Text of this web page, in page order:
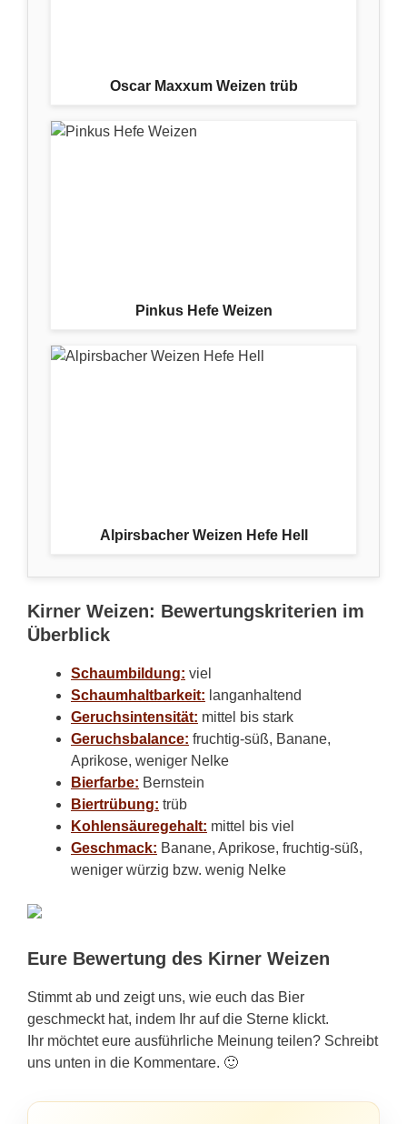
Oscar Maxxum Weizen trüb
Pinkus Hefe Weizen
Alpirsbacher Weizen Hefe Hell
Kirner Weizen: Bewertungskriterien im
Überblick
Schaumbildung: viel
Schaumhaltbarkeit: langanhaltend
Geruchsintensität: mittel bis stark
Geruchsbalance: fruchtig-süß, Banane,
Aprikose, weniger Nelke
Bierfarbe: Bernstein
Biertrübung: trüb
Kohlensäuregehalt: mittel bis viel
Geschmack: Banane, Aprikose, fruchtig-süß,
weniger würzig bzw. wenig Nelke
Eure Bewertung des Kirner Weizen
Stimmt ab und zeigt uns, wie euch das Bier
geschmeckt hat, indem Ihr auf die Sterne klickt.
Ihr möchtet eure ausführliche Meinung teilen? Schreibt
uns unten in die Kommentare. 🙂